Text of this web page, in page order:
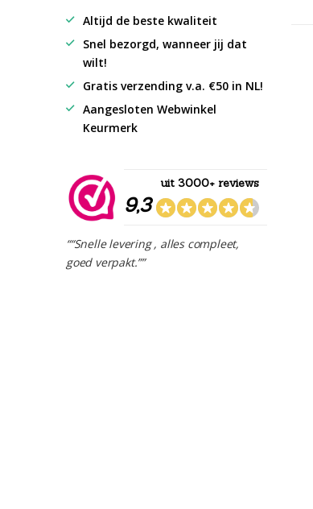
Altijd de beste kwaliteit
Snel bezorgd, wanneer jij dat
wilt!
Gratis verzending v.a. €50 in NL!
Aangesloten Webwinkel
Keurmerk
9,3
uit 3000+ reviews
““Snelle levering , alles compleet,
goed verpakt.””